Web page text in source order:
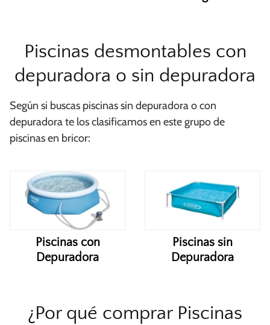
Piscinas desmontables con
depuradora o sin depuradora
Según si buscas piscinas sin depuradora o con
depuradora te los clasificamos en este grupo de
piscinas en bricor:
Piscinas con
Depuradora
Piscinas sin
Depuradora
¿Por qué comprar Piscinas